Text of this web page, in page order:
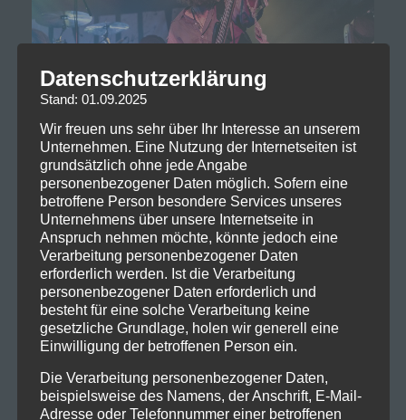
Datenschutzerklärung
Stand: 01.09.2025
Wir freuen uns sehr über Ihr Interesse an unserem
Unternehmen. Eine Nutzung der Internetseiten ist
grundsätzlich ohne jede Angabe
personenbezogener Daten möglich. Sofern eine
betroffene Person besondere Services unseres
Unternehmens über unsere Internetseite in
Anspruch nehmen möchte, könnte jedoch eine
Verarbeitung personenbezogener Daten
erforderlich werden. Ist die Verarbeitung
personenbezogener Daten erforderlich und
besteht für eine solche Verarbeitung keine
gesetzliche Grundlage, holen wir generell eine
Einwilligung der betroffenen Person ein.
Die Verarbeitung personenbezogener Daten,
beispielsweise des Namens, der Anschrift, E-Mail-
Adresse oder Telefonnummer einer betroffenen